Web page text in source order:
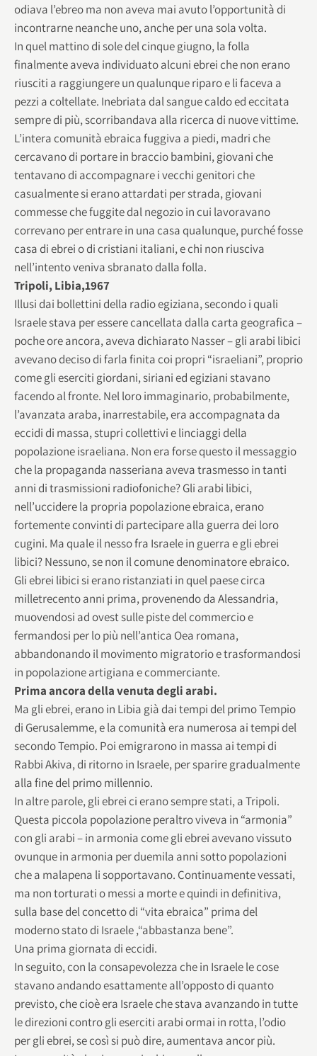
odiava l’ebreo ma non aveva mai avuto l’opportunità di
incontrarne neanche uno, anche per una sola volta.
In quel mattino di sole del cinque giugno, la folla
finalmente aveva individuato alcuni ebrei che non erano
riusciti a raggiungere un qualunque riparo e li faceva a
pezzi a coltellate. Inebriata dal sangue caldo ed eccitata
sempre di più, scorribandava alla ricerca di nuove vittime.
L’intera comunità ebraica fuggiva a piedi, madri che
cercavano di portare in braccio bambini, giovani che
tentavano di accompagnare i vecchi genitori che
casualmente si erano attardati per strada, giovani
commesse che fuggite dal negozio in cui lavoravano
correvano per entrare in una casa qualunque, purché fosse
casa di ebrei o di cristiani italiani, e chi non riusciva
nell’intento veniva sbranato dalla folla.
Tripoli, Libia,1967
Illusi dai bollettini della radio egiziana, secondo i quali
Israele stava per essere cancellata dalla carta geografica –
poche ore ancora, aveva dichiarato Nasser – gli arabi libici
avevano deciso di farla finita coi propri “israeliani”, proprio
come gli eserciti giordani, siriani ed egiziani stavano
facendo al fronte. Nel loro immaginario, probabilmente,
l’avanzata araba, inarrestabile, era accompagnata da
eccidi di massa, stupri collettivi e linciaggi della
popolazione israeliana. Non era forse questo il messaggio
che la propaganda nasseriana aveva trasmesso in tanti
anni di trasmissioni radiofoniche? Gli arabi libici,
nell’uccidere la propria popolazione ebraica, erano
fortemente convinti di partecipare alla guerra dei loro
cugini. Ma quale il nesso fra Israele in guerra e gli ebrei
libici? Nessuno, se non il comune denominatore ebraico.
Gli ebrei libici si erano ristanziati in quel paese circa
milletrecento anni prima, provenendo da Alessandria,
muovendosi ad ovest sulle piste del commercio e
fermandosi per lo più nell’antica Oea romana,
abbandonando il movimento migratorio e trasformandosi
in popolazione artigiana e commerciante.
Prima ancora della venuta degli arabi.
Ma gli ebrei, erano in Libia già dai tempi del primo Tempio
di Gerusalemme, e la comunità era numerosa ai tempi del
secondo Tempio. Poi emigrarono in massa ai tempi di
Rabbi Akiva, di ritorno in Israele, per sparire gradualmente
alla fine del primo millennio.
In altre parole, gli ebrei ci erano sempre stati, a Tripoli.
Questa piccola popolazione peraltro viveva in “armonia”
con gli arabi – in armonia come gli ebrei avevano vissuto
ovunque in armonia per duemila anni sotto popolazioni
che a malapena li sopportavano. Continuamente vessati,
ma non torturati o messi a morte e quindi in definitiva,
sulla base del concetto di “vita ebraica” prima del
moderno stato di Israele ,“abbastanza bene”.
Una prima giornata di eccidi.
In seguito, con la consapevolezza che in Israele le cose
stavano andando esattamente all’opposto di quanto
previsto, che cioè era Israele che stava avanzando in tutte
le direzioni contro gli eserciti arabi ormai in rotta, l’odio
per gli ebrei, se così si può dire, aumentava ancor più.